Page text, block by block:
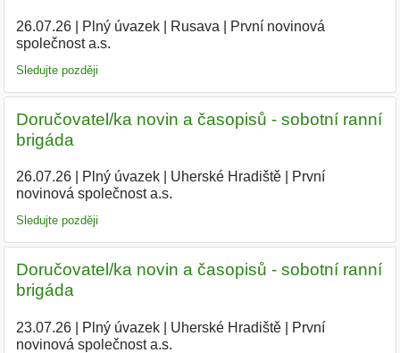
26.07.26| Plný úvazek| Rusava
První novinová
společnost a.s.
Sledujte později
Doručovatel/ka novin a časopisů - sobotní ranní
brigáda
26.07.26| Plný úvazek| Uherské Hradiště|
První
novinová společnost a.s.
Sledujte později
Doručovatel/ka novin a časopisů - sobotní ranní
brigáda
23.07.26| Plný úvazek| Uherské Hradiště|
První
novinová společnost a.s.